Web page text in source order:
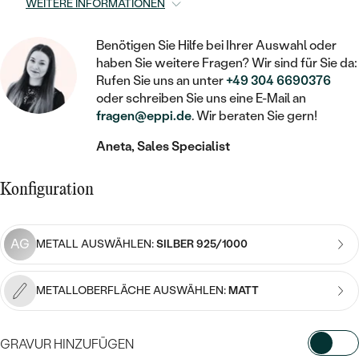
MIT FÜLLUNG
IM SET
NACH PREIS
EINFASSEN
FARBIGE DIAMANTEN ZUM EINFASSEN
MIT MOISSANIT
MIT FARBIGEN DIAMANTEN
BROSCHEN
SCHMUCKZUBEHÖR
NACH MATERIAL
GOLD
SILBER
PLATIN
DIAMANTSCHMUCK
KINDER
PIERCINGS
NACH STEIN
NACH PREIS
PREISWERTE
LUXURIÖSE
KETTEN
HERZKETTEN
MIT TIEREN
NACH EDELSTEIN
MIT DIAMANT
MIT EDELSTEIN
PERLENKETTEN
SIEGELRINGE
PERSONALISIERT
MIT EDELSTEIN
PERLENRINGE
NACH PREIS
WEITERE INFORMATIONEN
Benötigen Sie Hilfe bei Ihrer Auswahl oder
haben Sie weitere Fragen? Wir sind für Sie da:
Rufen Sie uns an unter+49 304 6690376
oder schreiben Sie uns eine E-Mail an
fragen@eppi.de. Wir beraten Sie gern!
Aneta, Sales Specialist
Konfiguration
AG METALL AUSWÄHLEN:SILBER 925/1000
METALLOBERFLÄCHE AUSWÄHLEN:MATT
GRAVUR HINZUFÜGEN